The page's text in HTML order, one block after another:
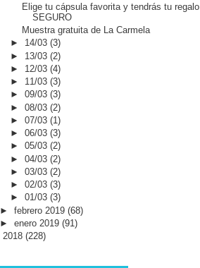
Elige tu cápsula favorita y tendrás tu regalo
SEGURO
Muestra gratuita de La Carmela
► 14/03(3)
► 13/03(2)
► 12/03(4)
► 11/03(3)
►09/03(3)
►08/03(2)
►07/03(1)
►06/03(3)
►05/03(2)
►04/03(2)
►03/03(2)
►02/03(3)
►01/03(3)
► febrero 2019 (68)
► enero 2019 (91)
2018 (228)